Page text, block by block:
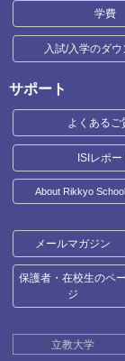
学費
入試/入学のダ
サポート
よくあるご
ISIレポー
About Rikkyo
メールマガジン
保護者・在校生のペー
ジ
立教大学